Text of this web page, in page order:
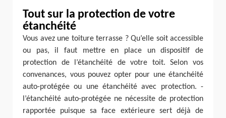
Tout sur la protection de votre
étanchéité
Vous avez une toiture terrasse ? Qu’elle soit accessible
ou pas, il faut mettre en place un dispositif de
protection de l’étanchéité de votre toit. Selon vos
convenances, vous pouvez opter pour une étanchéité
auto-protégée ou une étanchéité avec protection. -
l’étanchéité auto-protégée ne nécessite de protection
rapportée puisque sa face extérieure sert déjà de